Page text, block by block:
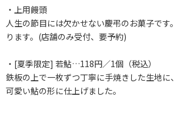
・上用饅頭
人生の節目には欠かせない慶弔のお菓子です
ります。(店舗のみ受付、要予約)
・[夏季限定] 若鮎…118円／1個（税込）
鉄板の上で一枚ずつ丁寧に手焼きした生地に
可愛い鮎の形に仕上げました。